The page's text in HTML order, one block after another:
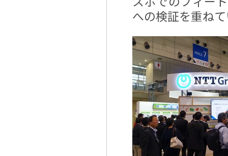
への検証を重ね